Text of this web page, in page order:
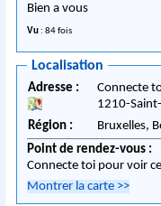
Bien a vous
Vu : 84 fois
Localisation
Adresse :
Connecte
1210-
Région :
Bruxelles,
Point de rendez-vous :
Connecte toi pour voir
Montrer la carte >>